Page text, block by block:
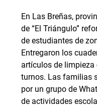
En Las Breñas,
de “El Triángulo”
de estudiantes de
Entregaron los
artículos de limpieza
turnos. Las familias
por un grupo de
de actividades